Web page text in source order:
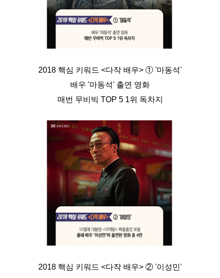
2018 핵심 키워드 <다작 배우> ① '마동석'
배우 '마동석' 출연 영화
매번 무비빅 TOP 5 1위 독차지
2018 핵심 키워드 <다작 배우> ② '이성민'